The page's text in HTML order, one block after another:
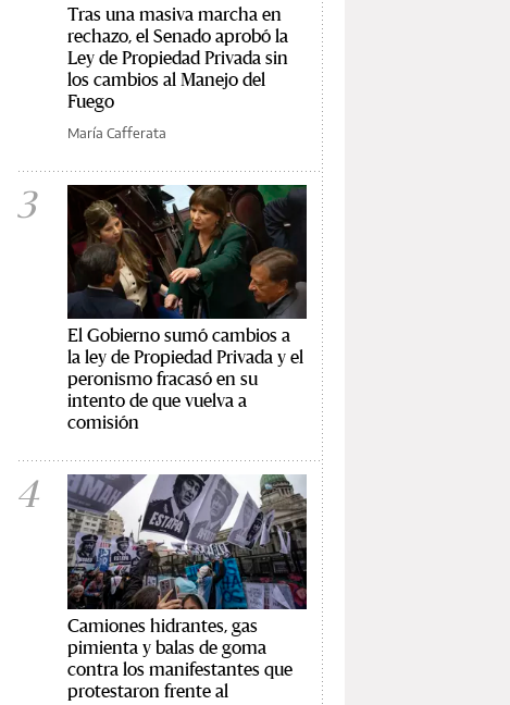
Tras una masiva marcha en
rechazo, el Senado aprobó la
Ley de Propiedad Privada sin
los cambios al Manejo del
Fuego
María Cafferata
3
El Gobierno sumó cambios a
la ley de Propiedad Privada y el
peronismo fracasó en su
intento de que vuelva a
comisión
4
Camiones hidrantes, gas
pimienta y balas de goma
contra los manifestantes que
protestaron frente al